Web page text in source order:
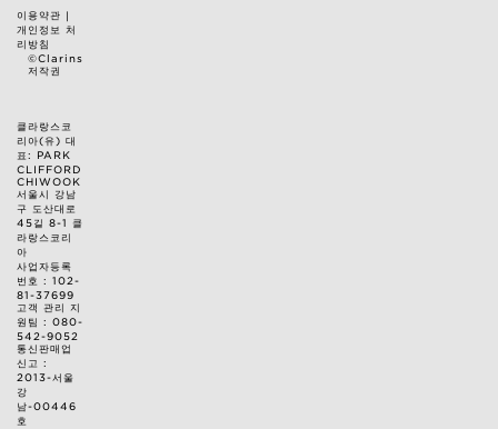
이용약관 |
개인정보 처
리방침
©Clarins
저작권
클라랑스코
리아(유) 대
표: PARK
CLIFFORD
CHIWOOK
서울시 강남
구 도산대로
45길 8-1 클
라랑스코리
아
사업자등록
번호 : 102-
81-37699
고객 관리 지
원팀 : 080-
542-9052
통신판매업
신고 :
2013-서울
강
남-00446
호